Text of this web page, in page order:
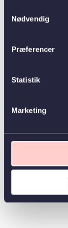
Nødvendig
Præferencer
Statistik
Marketing